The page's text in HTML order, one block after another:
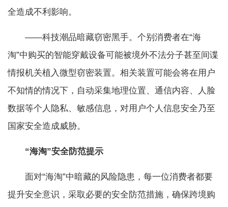
全造成不利影响。
——科技潮品暗藏窃密黑手。个别消费者在“海
淘”中购买的智能穿戴设备可能被境外不法分子甚至间谍
情报机关植入微型窃密装置。相关装置可能会将在用户
不知情的情况下，自动采集地理位置、通信内容、人脸
数据等个人隐私、敏感信息，对用户个人信息安全乃至
国家安全造成威胁。
“海淘”安全防范提示
面对“海淘”中暗藏的风险隐患，每一位消费者都要
提升安全意识，采取必要的安全防范措施，确保跨境购